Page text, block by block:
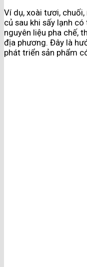
Ví dụ, xoài tươi,
củ sau khi sấy lạnh
nguyên liệu pha chế,
địa phương. Đây là
phát triển sản phẩm